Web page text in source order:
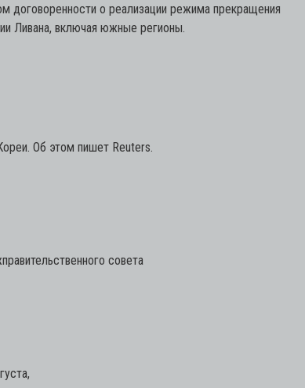
договоренности о реализации режима прекращения
Ливана, включая южные регионы.
Об этом пишет Reuters.
совета